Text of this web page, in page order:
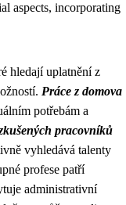
aspects, incorporating
hledají uplatnění z
Práce z domova
potřebám a
pracovníků
vyhledává talenty
profese patří
administrativní